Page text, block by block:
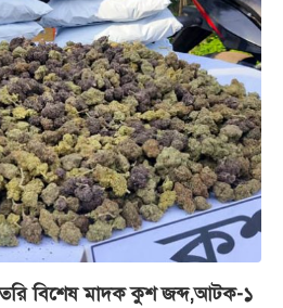
বিশেষ মাদক কুশ জব্দ,আটক-১